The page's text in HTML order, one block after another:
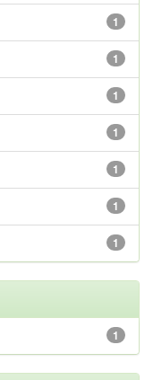
1
1
1
1
1
1
1
1